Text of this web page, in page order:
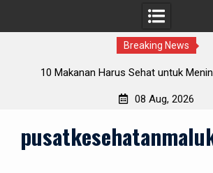
Breaking News
10 Makanan Harus Sehat untuk
08 Aug, 2026
content